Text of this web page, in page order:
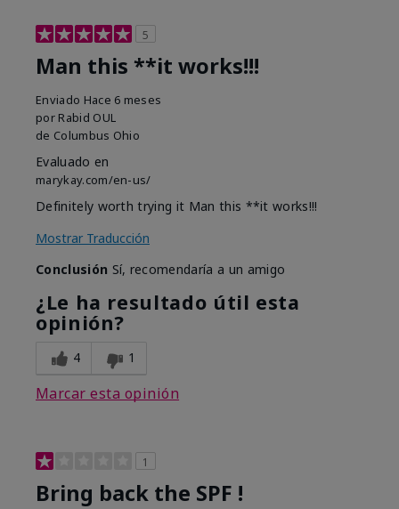
5
Man this **it works!!!
Enviado Hace 6 meses
por Rabid OUL
de Columbus Ohio
Evaluado en
marykay.com/en-us/
Definitely worth trying it Man this **it works!!!
Mostrar Traducción
Conclusión Sí, recomendaría a un amigo
¿Le ha resultado útil esta
opinión?
4 1
Marcar esta opinión
1
Bring back the SPF !